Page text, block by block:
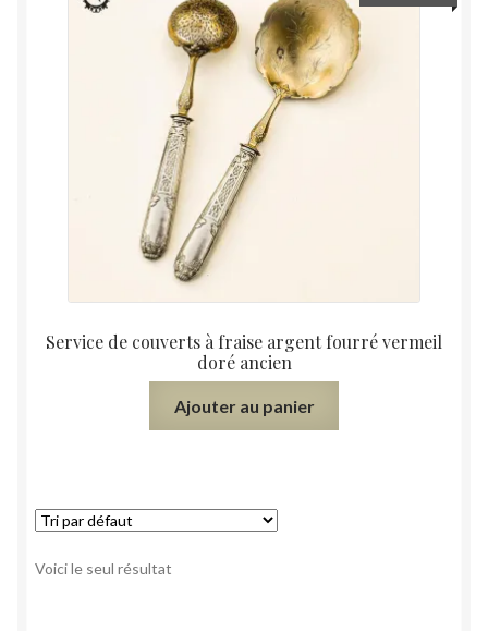
Service de couverts à fraise argent fourré vermeil
doré ancien
Ajouter au panier
Voici le seul résultat